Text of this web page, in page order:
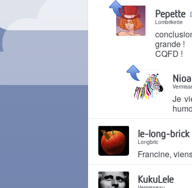
Il y a 5 mois
Pepette
Lombrikette
grande !
CQFD !
Il y a 5 mois
Nioa
Je
le-long-brick
Longbric
Francine,
KukuLele